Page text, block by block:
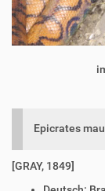
Epicrates
[GRAY, 1849]